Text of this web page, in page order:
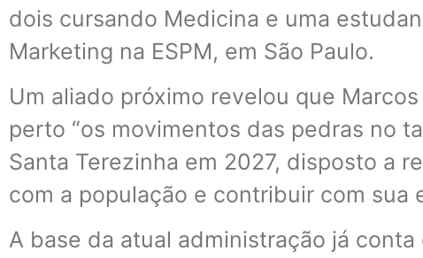
dois cursando Medicina e uma
Marketing na ESPM, em São Paulo.
Um aliado próximo revelou que
perto “os movimentos das pedras no
Santa Terezinha em 2027, disposto a
com a população e contribuir com sua
A base da atual administração já